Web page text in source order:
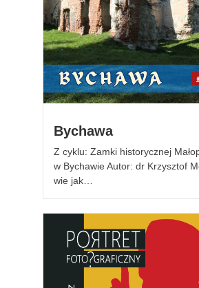
Bychawa
Z cyklu: Zamki historycznej
w Bychawie Autor: dr Krzysztof
wie jak…